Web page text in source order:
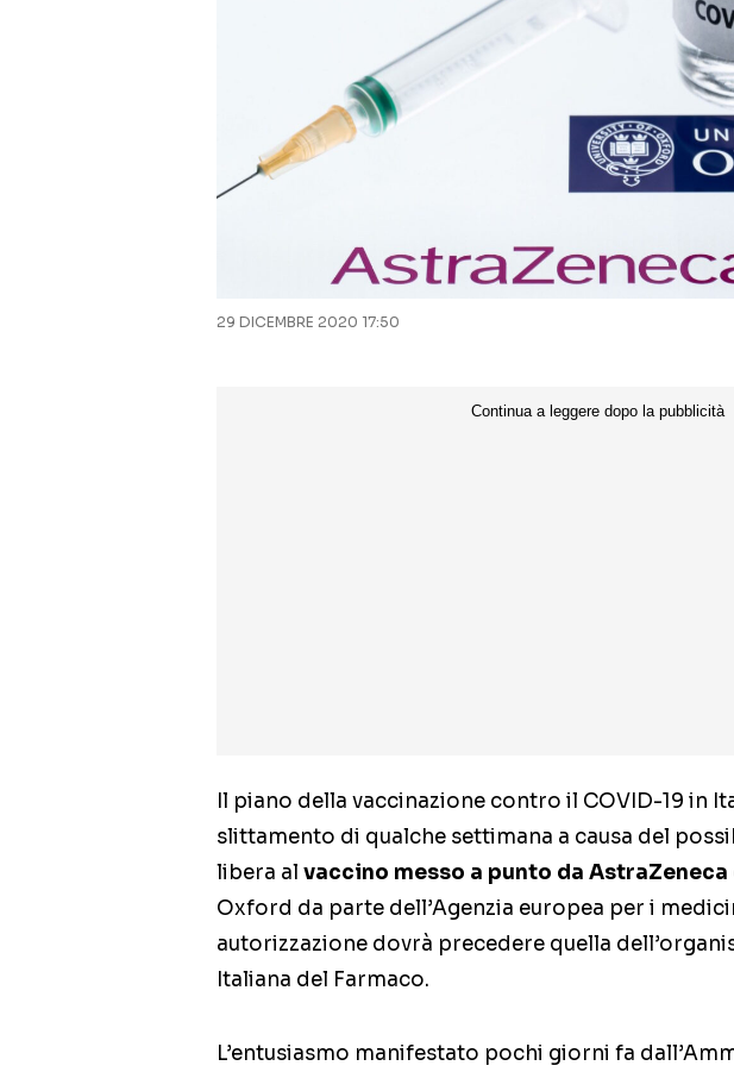
29 DICEMBRE 2020 17:50
Il piano della vaccinazione contro il COVID-19 in
slittamento di qualche settimana a causa del
libera al vaccino messo a punto da AstraZeneca
Oxford da parte dell’Agenzia europea per i
autorizzazione dovrà precedere quella
Italiana del Farmaco.
L’entusiasmo manifestato pochi giorni fa